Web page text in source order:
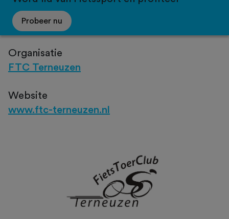
Probeer nu
Organisatie
FTC Terneuzen
Website
www.ftc-terneuzen.nl